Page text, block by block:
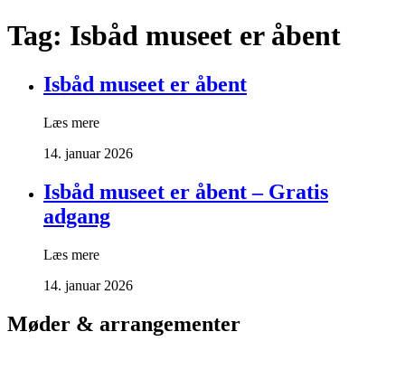
Tag: Isbåd museet er åbent
Isbåd museet er åbent
Læs mere
14. januar 2026
Isbåd museet er åbent – Gratis
adgang
Læs mere
14. januar 2026
Møder & arrangementer